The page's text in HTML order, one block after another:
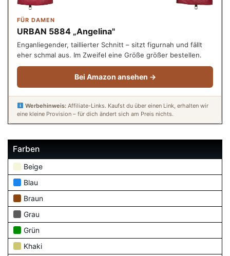
FÜR DAMEN
URBAN 5884 „Angelina"
Enganliegender, taillierter Schnitt – sitzt figurnah und fällt
eher schmal aus. Im Zweifel eine Größe größer bestellen.
Bei Amazon ansehen →
Werbehinweis:Affiliate-Links. Kaufst du über einen Link, erhalten wir
eine kleine Provision – für dich ändert sich am Preis nichts.
Farben
Beige
Blau
Braun
Grau
Grün
Khaki